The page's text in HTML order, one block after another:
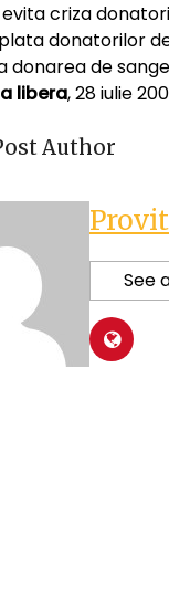
criza
donatorilor
donarea de
libera, 28 iulie
Author
See